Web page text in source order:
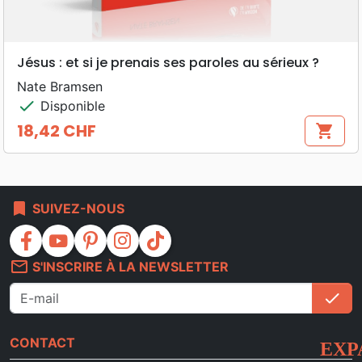
Jésus : et si je prenais ses paroles au sérieux ?
Nate Bramsen
check Disponible
Prix
18,42 CHF shopping_cart
bookmark SUIVEZ-NOUS
facebook youtube pinterest instagram
tiktok
mail_outline S'INSCRIRE À LA NEWSLETTER
check
CONTACT